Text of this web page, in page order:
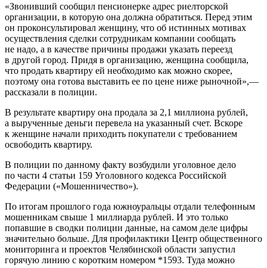
«Звонивший сообщил пенсионерке адрес риелторской
организации, в которую она должна обратиться. Перед этим
он проконсультировал женщину, что об истинных мотивах
осуществления сделки сотрудникам компании сообщать
не надо, а в качестве причины продажи указать переезд
в другой город. Придя в организацию, женщина сообщила,
что продать квартиру ей необходимо как можно скорее,
поэтому она готова выставить ее по цене ниже рыночной»,—
рассказали в полиции.
В результате квартиру она продала за 2,1 миллиона рублей,
а вырученные деньги перевела на указанный счет. Вскоре
к женщине начали приходить покупатели с требованием
освободить квартиру.
В полиции по данному факту возбудили уголовное дело
по части 4 статьи 159 Уголовного кодекса Российской
Федерации («Мошенничество»).
По итогам прошлого года южноуральцы отдали телефонным
мошенникам свыше 1 миллиарда рублей. И это только
попавшие в сводки полиции данные, на самом деле цифры
значительно больше. Для профилактики Центр общественного
мониторинга и проектов Челябинской области запустил
горячую линию с коротким номером *1593. Туда можно